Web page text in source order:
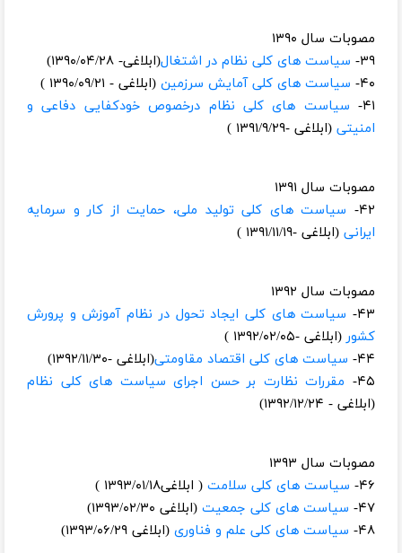
مصوبات سال ۱۳۹۰
۳۹- سیاست های کلی نظام در اشتغال(ابلاغی- ۱۳۹۰/۰۴/۲۸)
۴۰- سیاست های کلی آمایش سرزمین (ابلاغی - ۱۳۹۰/۰۹/۲۱ )
۴۱-
سیاست های کلی نظام درخصوص خودکفایی دفاعی و
امنیتی (ابلاغی -۱۳۹۱/۹/۲۹ )
مصوبات سال ۱۳۹۱
۴۲-
سیاست های کلی تولید ملی، حمایت از کار و سرمایه
ایرانی (ابلاغی -۱۳۹۱/۱۱/۱۹ )
مصوبات سال ۱۳۹۲
۴۳-
سیاست های کلی ایجاد تحول در نظام آموزش و پرورش
کشور (ابلاغی -۱۳۹۲/۰۲/۰۵ )
۴۴- سیاست های کلی اقتصاد مقاومتی(ابلاغی -۱۳۹۲/۱۱/۳۰)​
۴۵-
مقررات نظارت بر حسن اجرای سیاست های کلی نظام
(ابلاغی - ۱۳۹۲/۱۲/۲۴)
مصوبات سال ۱۳۹۳
۴۶- سیاست های کلی سلامت ( ابلاغی۱۳۹۳/۰۱/۱۸ )
۴۷- سیاست های کلی جمعیت (ابلاغی ۱۳۹۳/۰۲/۳۰)
۴۸- سیاست های کلی علم و فناوری (ابلاغی ۱۳۹۳/۰۶/۲۹)